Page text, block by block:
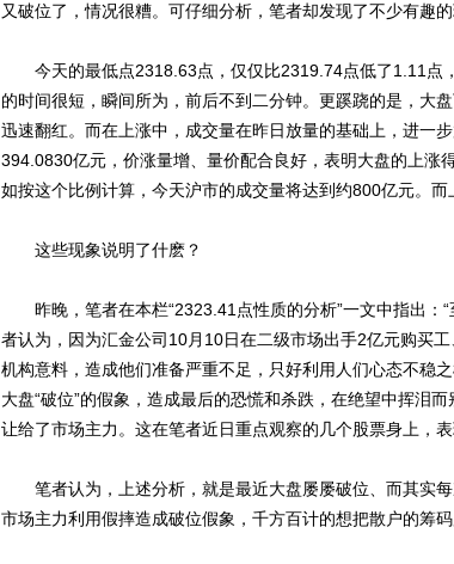
又破位了，情况很糟。可仔细分析，笔者却发现了不少有趣的
今天的最低点2318.63点，仅仅比2319.74点低了1.11点
的时间很短，瞬间所为，前后不到二分钟。更蹊跷的是，大
迅速翻红。而在上涨中，成交量在昨日放量的基础上，进一
394.0830亿元，价涨量增、量价配合良好，表明大盘的上涨
如按这个比例计算，今天沪市的成交量将达到约800亿元。而
这些现象说明了什麽？
昨晚，笔者在本栏“2323.41点性质的分析”一文中指出：
者认为，因为汇金公司10月10日在二级市场出手2亿元购买
机构意料，造成他们准备严重不足，只好利用人们心态不稳
大盘“破位”的假象，造成最后的恐慌和杀跌，在绝望中挥泪
让给了市场主力。这在笔者近日重点观察的几个股票身上，
笔者认为，上述分析，就是最近大盘屡屡破位、而其实每
市场主力利用假摔造成破位假象，千方百计的想把散户的筹